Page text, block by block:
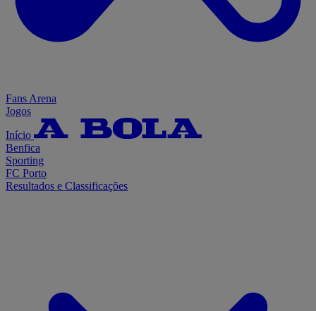
Fans Arena
Jogos
Início
Benfica
Sporting
FC Porto
Resultados e Classificações